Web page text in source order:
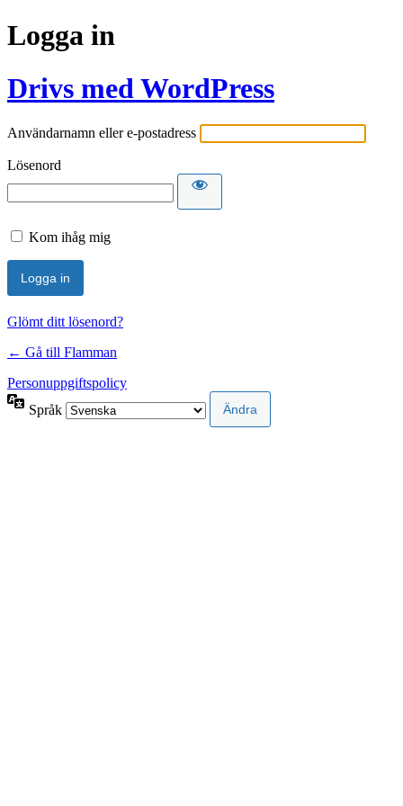
Logga in
Drivs med WordPress
Användarnamn eller e-postadress
Lösenord
Kom ihåg mig
Glömt ditt lösenord?
← Gå till Flamman
Personuppgiftspolicy
Språk